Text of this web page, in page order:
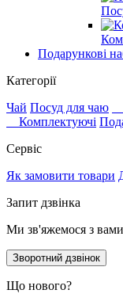
Подарункові
Категорії
Чай Посуд для чаю
Комплектуючі
Сервіс
Як замовити товари
Запит дзвінка
Ми зв'яжемося з
Зворотний дзвінок
Що нового?